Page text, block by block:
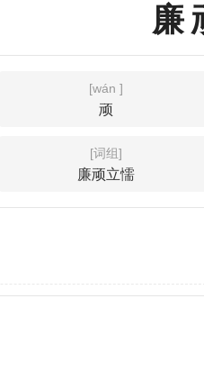
廉
[wán ]
顽
[词组]
廉顽立懦